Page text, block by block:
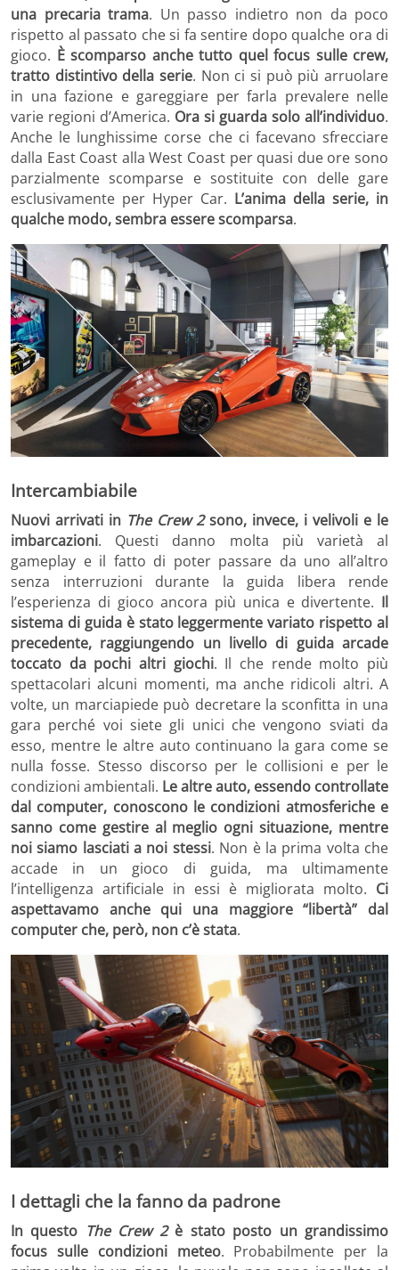
una precaria trama. Un passo indietro non da poco
rispetto al passato che si fa sentire dopo qualche ora di
gioco. È scomparso anche tutto quel focus sulle crew,
tratto distintivo della serie. Non ci si può più arruolare
in una fazione e gareggiare per farla prevalere nelle
varie regioni d’America. Ora si guarda solo all’individuo.
Anche le lunghissime corse che ci facevano sfrecciare
dalla East Coast alla West Coast per quasi due ore sono
parzialmente scomparse e sostituite con delle gare
esclusivamente per Hyper Car. L’anima della serie, in
qualche modo, sembra essere scomparsa.
Intercambiabile
Nuovi arrivati in The Crew 2sono, invece, i velivoli e le
imbarcazioni. Questi danno molta più varietà al
gameplay e il fatto di poter passare da uno all’altro
senza interruzioni durante la guida libera rende
l’esperienza di gioco ancora più unica e divertente. Il
sistema di guida è stato leggermente variato rispetto al
precedente, raggiungendo un livello di guida arcade
toccato da pochi altri giochi. Il che rende molto più
spettacolari alcuni momenti, ma anche ridicoli altri. A
volte, un marciapiede può decretare la sconfitta in una
gara perché voi siete gli unici che vengono sviati da
esso, mentre le altre auto continuano la gara come se
nulla fosse. Stesso discorso per le collisioni e per le
condizioni ambientali. Le altre auto, essendo controllate
dal computer, conoscono le condizioni atmosferiche e
sanno come gestire al meglio ogni situazione, mentre
noi siamo lasciati a noi stessi. Non è la prima volta che
accade in un gioco di guida, ma ultimamente
l’intelligenza artificiale in essi è migliorata molto. Ci
aspettavamo anche qui una maggiore “libertà” dal
computer che, però, non c’è stata.
I dettagli che la fanno da padrone
In questo The Crew 2è stato posto un grandissimo
focus sulle condizioni meteo. Probabilmente per la